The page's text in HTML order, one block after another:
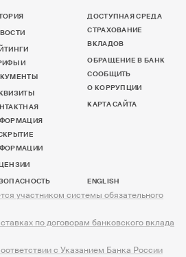
И
ДОСТУПНАЯ СРЕДА
СТРАХОВАНИЕ
ВКЛАДОВ
ОБРАЩЕНИЕ В БАНК
СООБЩИТЬ
О КОРРУПЦИИ
КАРТА САЙТА
ENGLISH
участником системы обязательного
по договорам банковского вклада
с Указанием Банка России